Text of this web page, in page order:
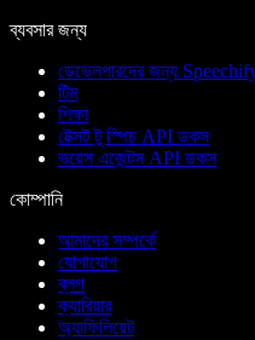
ব্যবসার জন্য
ডেভেলপারদের জন্য
টিম
শিক্ষা
টেক্সট টু স্পিচ API ডকস
ভয়েস এজেন্টস API ডকস
কোম্পানি
আমাদের সম্পর্কে
যোগাযোগ
ব্লগ
ক্যারিয়ার
অ্যাফিলিয়েট